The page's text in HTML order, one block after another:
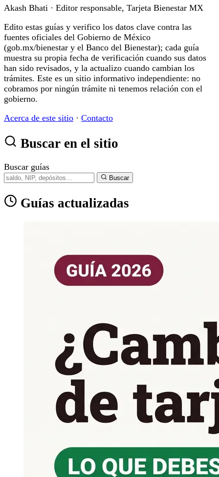
Akash Bhati · Editor responsable, Tarjeta Bienestar MX
Edito estas guías y verifico los datos clave contra las
fuentes oficiales del Gobierno de México
(gob.mx/bienestar y el Banco del Bienestar); cada guía
muestra su propia fecha de verificación cuando sus datos
han sido revisados, y la actualizo cuando cambian los
trámites. Este es un sitio informativo independiente: no
cobramos por ningún trámite ni tenemos relación con el
gobierno.
Acerca de este sitio · Contacto
Buscar en el sitio
Buscar guías
Buscar
Guías actualizadas